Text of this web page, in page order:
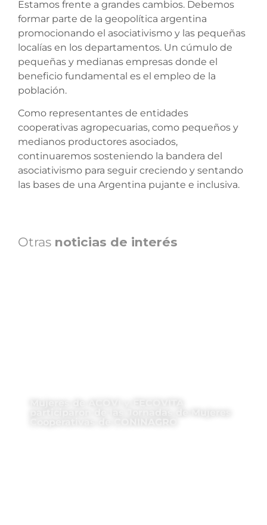
Estamos frente a grandes cambios. Debemos
formar parte de la geopolítica argentina
promocionando el asociativismo y las pequeñas
localías en los departamentos. Un cúmulo de
pequeñas y medianas empresas donde el
beneficio fundamental es el empleo de la
población.
Como representantes de entidades
cooperativas agropecuarias, como pequeños y
medianos productores asociados,
continuaremos sosteniendo la bandera del
asociativismo para seguir creciendo y sentando
las bases de una Argentina pujante e inclusiva.
Otras noticias de interés